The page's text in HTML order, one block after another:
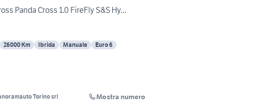
Panda Cross 1.0 FireFly S&S Hy...
26000 Km Ibrida Manuale Euro 6
Torino srl Mostra numero